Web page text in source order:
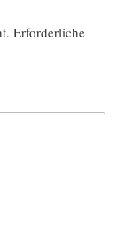
Erforderliche